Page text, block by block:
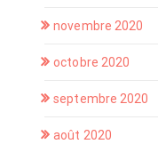
novembre 2020
octobre 2020
septembre 2020
août 2020